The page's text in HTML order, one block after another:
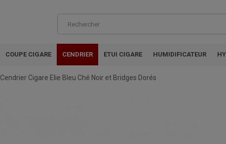
COUPE CIGARE CENDRIER ETUI CIGARE HUMIDIFICATEUR
Cendrier Cigare Elie Bleu Ché Noir et Bridges Dorés